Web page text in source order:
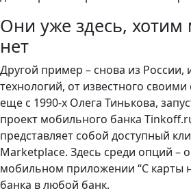
Они уже здесь, хотим
нет
Другой пример – снова из
технологий, от известного
еще с 1990-х Олега Тинькова,
проект мобильного банка
представляет собой доступный
Marketplace. Здесь среди опций –
мобильном приложении “С карты
банка в любой банк.